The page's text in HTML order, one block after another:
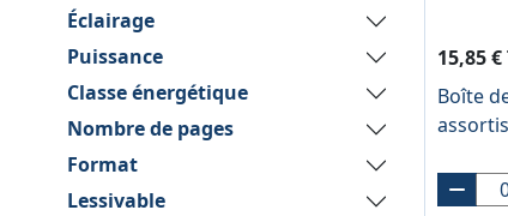
Éclairage
Puissance
Classe énergétique
Nombre de pages
Format
Lessivable
15,85 €
Boîte
assortis